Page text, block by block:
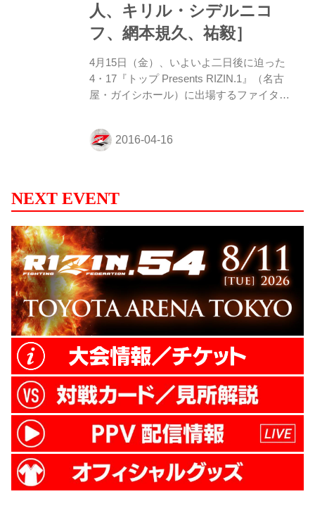
人、キリル・シデルニコ
フ、網本規久、祐毅］
4月15日（金）、いよいよ二日後に迫った
4・17『トップ Presents RIZIN.1』（名古
屋・ガイシホール）に出場するファイター
意気込みなどを語ってもらった。 ◼︎ナタリ
ア・デニソヴァ 第4試合 スペシャルワンマ
ファーがあった時から今まで1日2回真剣に
トレーニングをしました。」 ー対戦相手の
村田選手は ナタリア・デニソヴァ 「とて
も尊敬するレスリング選手だということは
わかっています。ただ、今回の試合はスパ
ーリングをするわけではなくて、私たち
は...
NEXT EVENT